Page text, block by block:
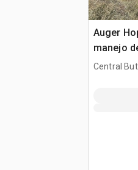
Auger
manejo
Central